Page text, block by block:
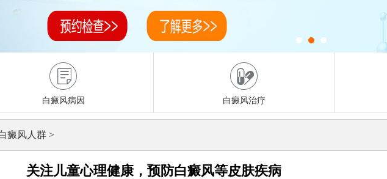
白癜风病因 白癜风治疗
癜风人群 >
关注儿童心理健康，预防白癜风等皮肤疾病